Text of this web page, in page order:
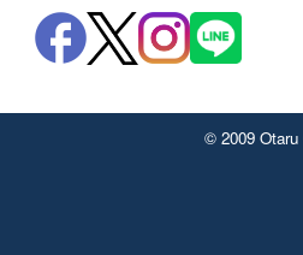
© 2009 Otaru